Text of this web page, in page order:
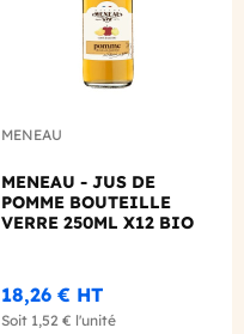
MENEAU
MENEAU - JUS DE
POMME BOUTEILLE
VERRE 250ML X12 BIO
18,26 € HT
Soit 1,52 € l'unité